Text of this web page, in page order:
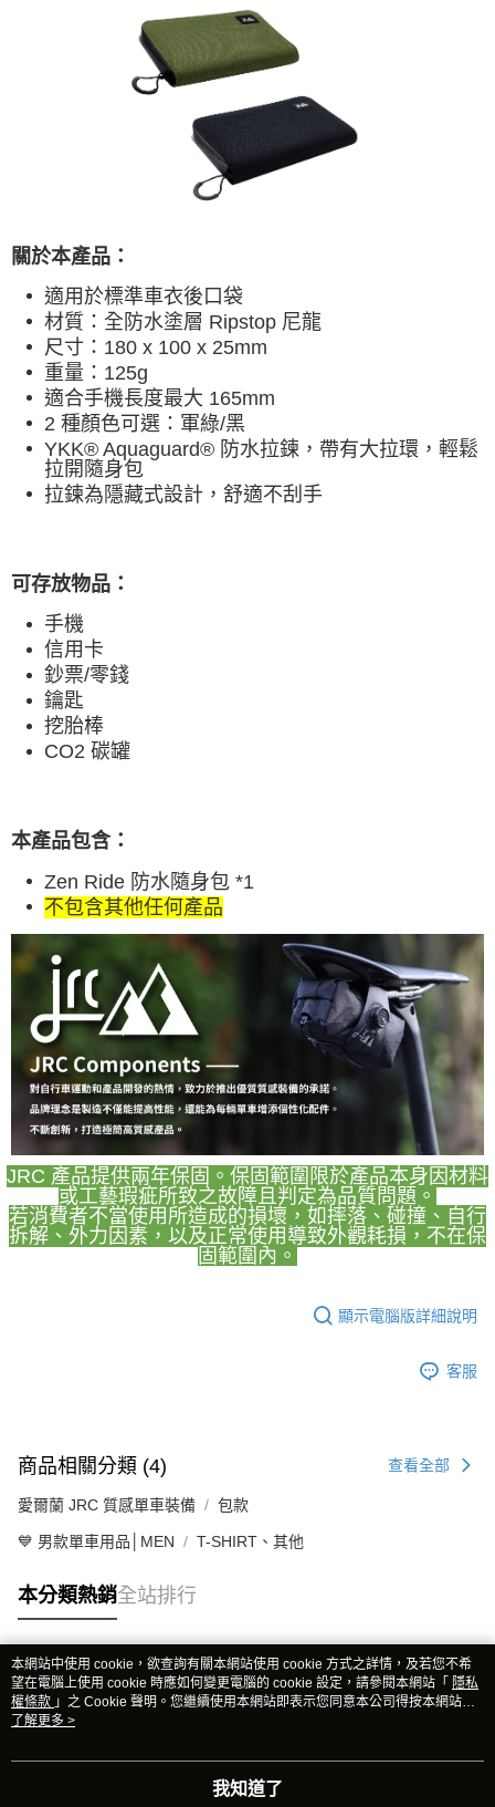
用戶於交易時，得透過本服務購買商品或服務，並由商店將買賣／分期付款
買賣價金債權讓與本公司後，依約使用本公司帳單繳交帳款。
2.基於同意付款使用「大哥付你分期」之契約關係目的，商店將以您的個人
資料（包含姓名、電話或地址）提供予台灣大哥大進項蒐集、處理及利用，
由本公司與您本人進行分期帳單所需資料之確認、核對及更正。
3.完整用戶服務條款，請詳閱以下連結：https://oppay.tw/userRule
購買商品的店家。未經商家同意取消之訂單仍視為有效，需透過AFTEE先享
後付繳納相關費用。
※ 交易是否成功請以「AFTEE先享後付 」之結帳頁面顯示為準，若有關於
是否繳費成功／繳費後需取消欲退款等相關疑問，請聯繫「AFTEE先享後付
https://netprotections.freshdesk.com/support/home
１．透過由恩沛科技股份有限公司提供之「AFTEE先享後付」服務完成之交
易，需依本服務之必要範圍內提供個人資料，並將交易相關給付款項請求債
權轉讓予恩沛科技股份有限公司。
３．未成年的使用者請事先徵得法定代理人或監護人之同意方可使用
任。
４．使用「AFTEE先享後付」時，將依據個別帳號之用戶狀況，依本公司即
時審查核予不同之上限額度；若仍有額度不足之情形，本公司將視審查結果
請求用戶進行身份認證。
５．嚴禁一人註冊多個帳號或使用他人資訊註冊。若發現惡意使用之情形，
恩沛科技股份有限公司將有權停止該用戶之使用額度並採取法律行動。
每筆NT$60，滿NT$998(含以上)免運費
每筆NT$60，滿NT$998(含以上)免運費
每筆NT$80，滿NT$1,300(含以上)免運費
海外配送（運費貨到付款）
關於本產品：
適用於標準車衣後口袋
材質：全防水塗層 Ripstop 尼龍
尺寸：180 x 100 x 25mm
重量：125g
適合手機長度最大 165mm
2 種顏色可選：軍綠/黑
YKK® Aquaguard® 防水拉鍊，帶有大拉環，輕鬆
拉開隨身包
拉鍊為隱藏式設計，舒適不刮手
可存放物品：
手機
信用卡
鈔票/零錢
鑰匙
挖胎棒
CO2 碳罐
本產品包含：
Zen Ride 防水隨身包 *1
不包含其他任何產品
JRC 產品提供兩年保固。保固範圍限於產品本身因材料
或工藝瑕疵所致之故障且判定為品質問題。
若消費者不當使用所造成的損壞，如摔落、碰撞、自行
拆解、外力因素，以及正常使用導致外觀耗損，不在保
固範圍內。
顯示電腦版詳細說明
客服
商品相關分類 (4) 查看全部
愛爾蘭 JRC 質感單車裝備 包款
💙 男款單車用品│MEN T-SHIRT、其他
本分類熱銷全站排行
熱門標籤
本網站中使用 cookie，欲查詢有關本網站使用 cookie 方式之詳情，及若您不希
望在電腦上使用 cookie 時應如何變更電腦的 cookie 設定，請參閱本網站「 隱私
權條款 」之 Cookie 聲明。您繼續使用本網站即表示您同意本公司得按本網站使
用條款之 Cookie 聲明使用 cookie。
了解更多 >
我知道了